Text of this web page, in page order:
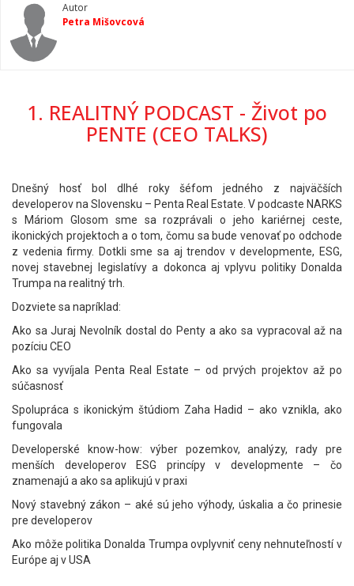
Autor
Petra Mišovcová
1. REALITNÝ PODCAST - Život po
PENTE (CEO TALKS)
Dnešný hosť bol dlhé roky šéfom jedného z najväčších
developerov na Slovensku – Penta Real Estate. V podcaste NARKS
s Máriom Glosom sme sa rozprávali o jeho kariérnej ceste,
ikonických projektoch a o tom, čomu sa bude venovať po odchode
z vedenia firmy. Dotkli sme sa aj trendov v developmente, ESG,
novej stavebnej legislatívy a dokonca aj vplyvu politiky Donalda
Trumpa na realitný trh.
Dozviete sa napríklad:
Ako sa Juraj Nevolník dostal do Penty a ako sa vypracoval až na
pozíciu CEO
Ako sa vyvíjala Penta Real Estate – od prvých projektov až po
súčasnosť
Spolupráca s ikonickým štúdiom Zaha Hadid – ako vznikla, ako
fungovala
Developerské know-how: výber pozemkov, analýzy, rady pre
menších developerov ESG princípy v developmente – čo
znamenajú a ako sa aplikujú v praxi
Nový stavebný zákon – aké sú jeho výhody, úskalia a čo prinesie
pre developerov
Ako môže politika Donalda Trumpa ovplyvniť ceny nehnuteľností v
Európe aj v USA